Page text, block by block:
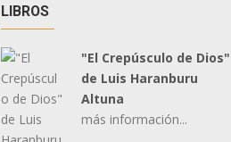
LIBROS
"El Crepúsculo de Dios"
de Luis Haranburu
Altuna
más información...